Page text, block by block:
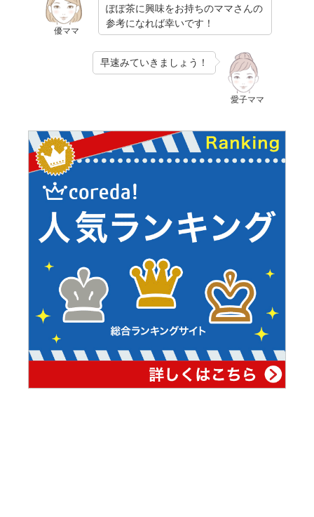
優ママ
ぽぽ茶に興味をお持ちのママさんの
参考になれば幸いです！
愛子ママ
早速みていきましょう！